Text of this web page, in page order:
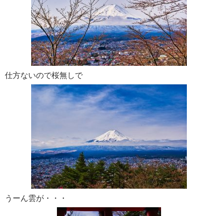
仕方ないので桜無しで
うーん雲が・・・